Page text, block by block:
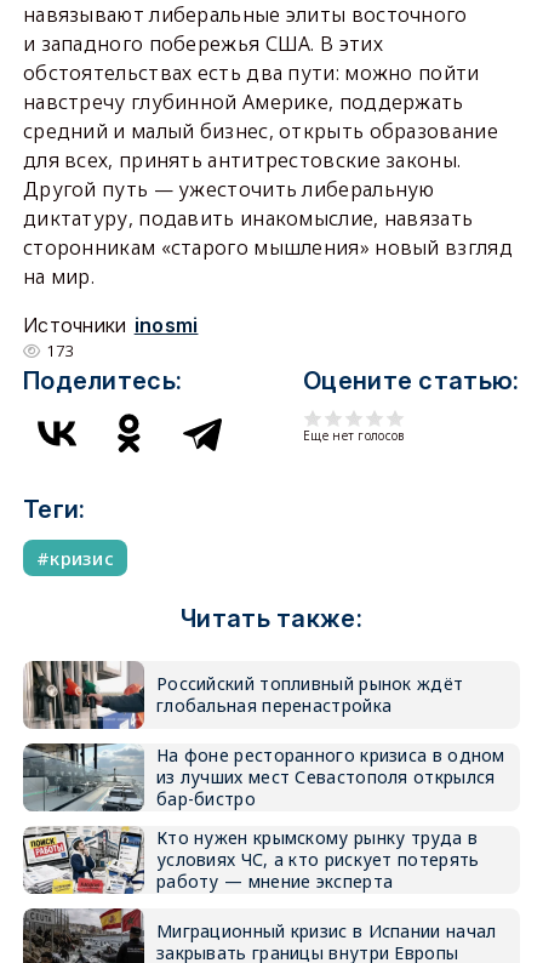
навязывают либеральные элиты восточного
и западного побережья США. В этих
обстоятельствах есть два пути: можно пойти
навстречу глубинной Америке, поддержать
средний и малый бизнес, открыть образование
для всех, принять антитрестовские законы.
Другой путь — ужесточить либеральную
диктатуру, подавить инакомыслие, навязать
сторонникам «старого мышления» новый взгляд
на мир.
Источники inosmi
173
Поделитесь: Оцените статью:
Еще нет голосов
Теги:
кризис
Читать также:
Российский топливный рынок ждёт
глобальная перенастройка
На фоне ресторанного кризиса в одном
из лучших мест Севастополя открылся
бар-бистро
Кто нужен крымскому рынку труда в
условиях ЧС, а кто рискует потерять
работу — мнение эксперта
Миграционный кризис в Испании начал
закрывать границы внутри Европы